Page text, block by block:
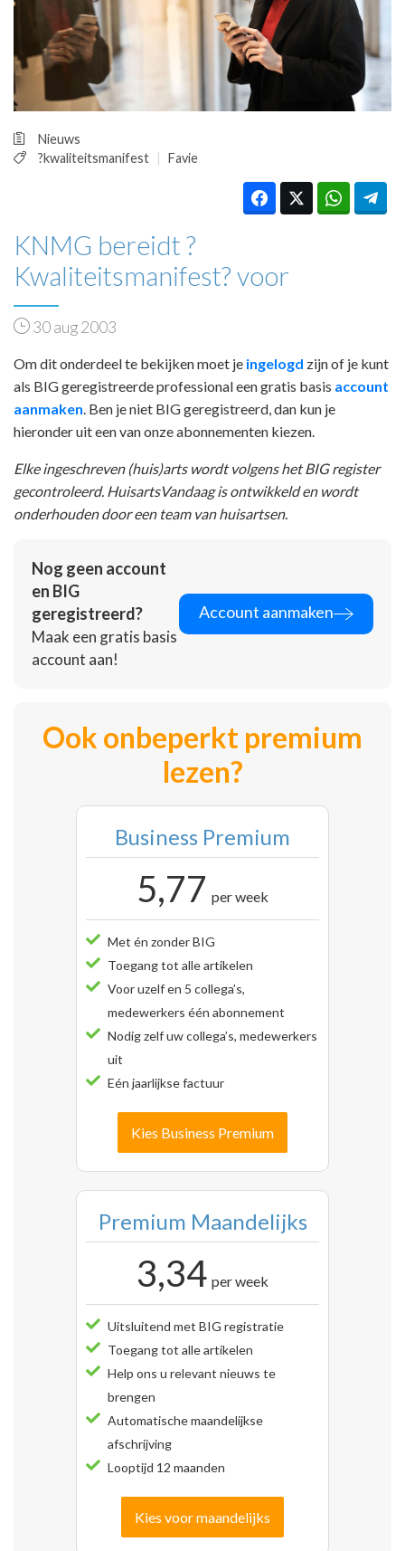
PRAKTIJKZAKEN
TARIEVEN
VPHUISARTSEN
MEDISCHE VAKHANDEL
REGISTRATIE
Nieuws
?kwaliteitsmanifest
Favie
KNMG bereidt ?
Kwaliteitsmanifest? voor
30 aug 2003
Om dit onderdeel te bekijken moet je ingelogd zijn of je kunt
als BIG geregistreerde professional een gratis basis account
aanmaken . Ben je niet BIG geregistreerd, dan kun je
hieronder uit een van onze abonnementen kiezen.
Elke ingeschreven (huis)arts wordt volgens het BIG register
gecontroleerd. HuisartsVandaag is ontwikkeld en wordt
onderhouden door een team van huisartsen.
Nog geen account
en BIG
geregistreerd?
Maak een gratis basis
account aan!
Account aanmaken
Ook onbeperkt premium
lezen?
Business Premium
5,77 per week
Met én zonder BIG
Toegang tot alle artikelen
Voor uzelf en 5 collega’s,
medewerkers één abonnement
Nodig zelf uw collega’s, medewerkers
uit
Eén jaarlijkse factuur
Kies Business Premium
Premium Maandelijks
3,34 per week
Uitsluitend met BIG registratie
Toegang tot alle artikelen
Help ons u relevant nieuws te
brengen
Automatische maandelijkse
afschrijving
Looptijd 12 maanden
Kies voor maandelijks